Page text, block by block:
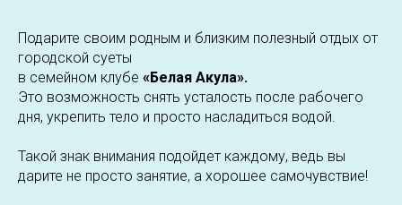
Подарите своим родным и близким полезный отдых от
городской суеты
в семейном клубе «Белая Акула».
Это возможность снять усталость после рабочего
дня, укрепить тело и просто насладиться водой.
Такой знак внимания подойдет каждому, ведь вы
дарите не просто занятие, а хорошее самочувствие!